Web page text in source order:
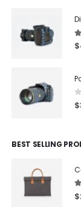
$
0
$
BEST SELLING
$